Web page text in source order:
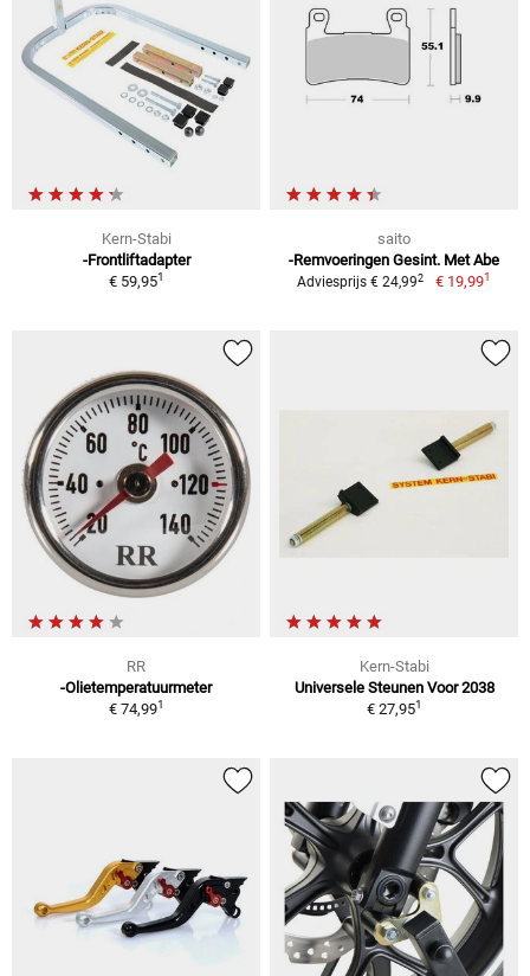
Kern-Stabi
-Frontliftadapter
€ 59,951
saito
-Remvoeringen Gesint. Met Abe
Adviesprijs € 24,992 € 19,991
RR
-Olietemperatuurmeter
€ 74,991
Kern-Stabi
Universele Steunen Voor 2038
€ 27,951